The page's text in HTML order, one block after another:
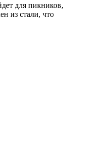
для пикников,
из стали, что